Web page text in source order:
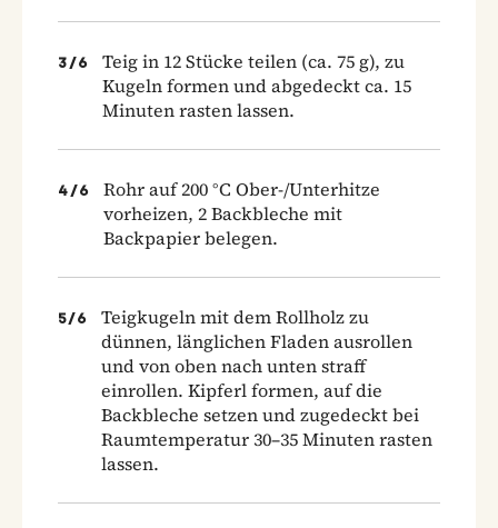
3 /6
Teig in 12 Stücke teilen (ca. 75 g), zu
Kugeln formen und abgedeckt ca. 15
Minuten rasten lassen.
4 /6
Rohr auf 200 °C Ober-/Unterhitze
vorheizen, 2 Backbleche mit
Backpapier belegen.
5/6
Teigkugeln mit dem Rollholz zu
dünnen, länglichen Fladen ausrollen
und von oben nach unten straff
einrollen. Kipferl formen, auf die
Backbleche setzen und zugedeckt bei
Raumtemperatur 30–35 Minuten rasten
lassen.